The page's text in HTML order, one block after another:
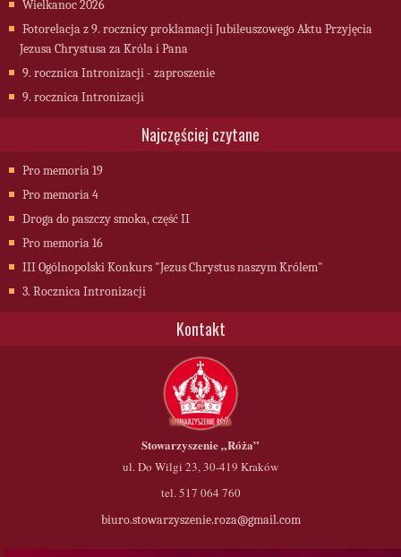
Wielkanoc 2026
Fotorelacja z 9. rocznicy proklamacji Jubileuszowego Aktu Przyjęcia
Jezusa Chrystusa za Króla i Pana
9. rocznica Intronizacji - zaproszenie
9. rocznica Intronizacji
Najczęściej czytane
Pro memoria 19
Pro memoria 4
Droga do paszczy smoka, część II
Pro memoria 16
III Ogólnopolski Konkurs "Jezus Chrystus naszym Królem"
3. Rocznica Intronizacji
Kontakt
Stowarzyszenie„Róża”
ul. Do Wilgi 23, 30-419 Kraków
tel. 517 064 760
biuro.stowarzyszenie.roza@gmail.com